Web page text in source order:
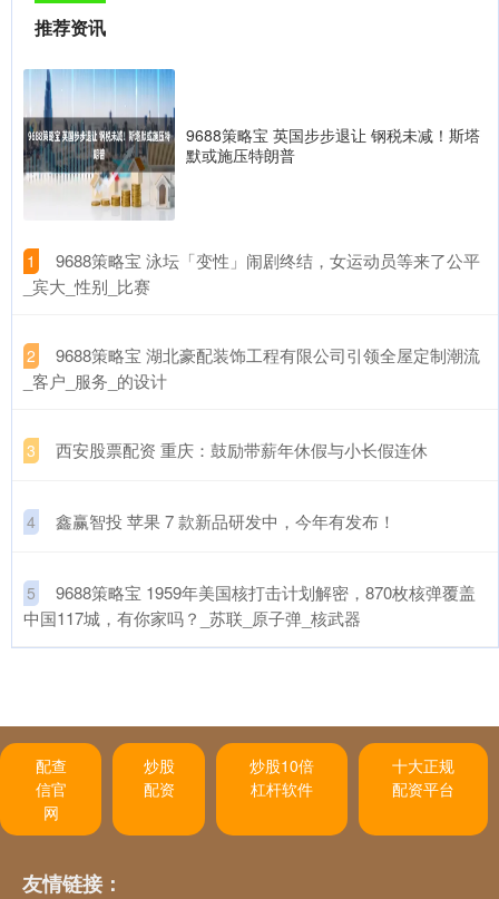
推荐资讯
9688策略宝 英国步步退让 钢税未减！斯塔
默或施压特朗普
1
​9688策略宝 泳坛「变性」闹剧终结，女运动员等来了公平
_宾大_性别_比赛
2
​9688策略宝 湖北豪配装饰工程有限公司引领全屋定制潮流
_客户_服务_的设计
3 ​西安股票配资 重庆：鼓励带薪年休假与小长假连休
4 ​鑫赢智投 苹果 7 款新品研发中，今年有发布！
5
​9688策略宝 1959年美国核打击计划解密，870枚核弹覆盖
中国117城，有你家吗？_苏联_原子弹_核武器
配查
信官
网
炒股
配资
炒股10倍
杠杆软件
十大正规
配资平台
友情链接：